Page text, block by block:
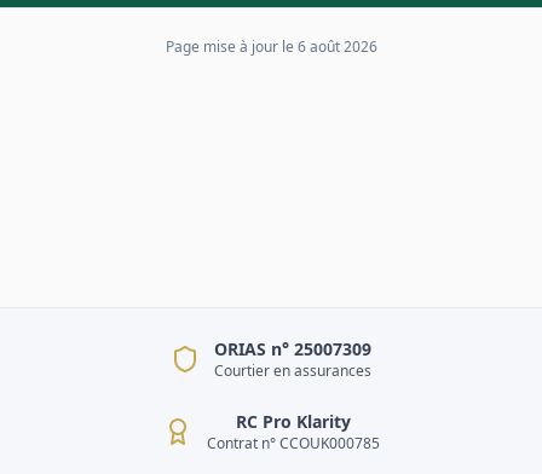
Page mise à jour le 6 août 2026
ORIAS n° 25007309
Courtier en assurances
RC Pro Klarity
Contrat n° CCOUK000785